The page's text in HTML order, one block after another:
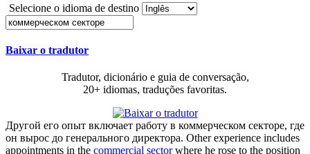
Selecione o idioma de destino
Baixar o tradutor
Tradutor, dicionário e guia de conversação,
20+ idiomas, traduções favoritas.
Другой его опыт включает работу в коммерческом секторе, где
он вырос до генерального директора. Other experience includes
appointments in the commercial sectorwhere he rose to the position